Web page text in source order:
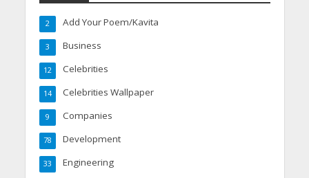
Add Your Poem/Kavita
2
Business
3
Celebrities
12
Celebrities Wallpaper
14
Companies
9
Development
78
Engineering
33